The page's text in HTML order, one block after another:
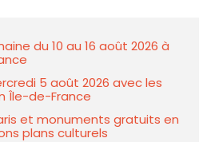
du 10 au 16 août 2026 à
5 août 2026 avec les
Île-de-France
et monuments gratuits en
plans culturels